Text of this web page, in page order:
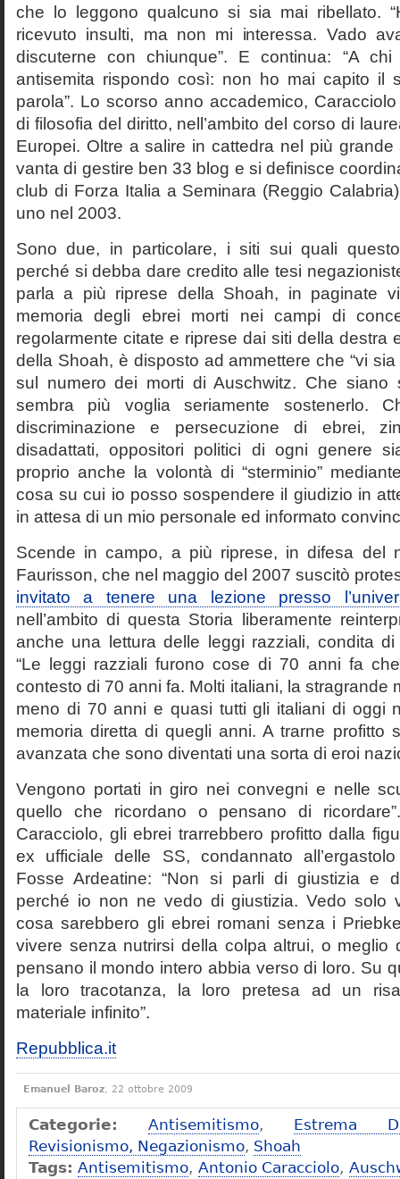
che lo leggono qualcuno si sia mai ribellato.
ricevuto insulti, ma non mi interessa. Vado
discuterne con chiunque”. E continua: “A
antisemita rispondo così: non ho mai capito il
parola”. Lo scorso anno accademico,
di filosofia del diritto, nell’ambito del corso di
Europei. Oltre a salire in cattedra nel più grande
vanta di gestire ben 33 blog e si definisce
club di Forza Italia a Seminara (Reggio
uno nel 2003.
Sono due, in particolare, i siti sui quali
perché si debba dare credito alle tesi
parla a più riprese della Shoah, in paginate
memoria degli ebrei morti nei campi di
regolarmente citate e riprese dai siti della destra
della Shoah, è disposto ad ammettere che “vi
sul numero dei morti di Auschwitz. Che siano
sembra più voglia seriamente sostenerlo.
discriminazione e persecuzione di ebrei,
disadattati, oppositori politici di ogni genere
proprio anche la volontà di “sterminio”
cosa su cui io posso sospendere il giudizio in
in attesa di un mio personale ed informato
Scende in campo, a più riprese, in difesa del
Faurisson, che nel maggio del 2007 suscitò
invitato a tenere una lezione presso
nell’ambito di questa Storia liberamente
anche una lettura delle leggi razziali, condita di
“Le leggi razziali furono cose di 70 anni fa
contesto di 70 anni fa. Molti italiani, la stragrande
meno di 70 anni e quasi tutti gli italiani di oggi
memoria diretta di quegli anni. A trarne profitto
avanzata che sono diventati una sorta di eroi
Vengono portati in giro nei convegni e nelle
quello che ricordano o pensano di
Caracciolo, gli ebrei trarrebbero profitto dalla
ex ufficiale delle SS, condannato
Fosse Ardeatine: “Non si parli di giustizia e
perché io non ne vedo di giustizia. Vedo solo
cosa sarebbero gli ebrei romani senza i
vivere senza nutrirsi della colpa altrui, o meglio
pensano il mondo intero abbia verso di loro. Su
la loro tracotanza, la loro pretesa ad un
materiale infinito”.
Repubblica.it
Emanuel Baroz, 22 ottobre 2009
Categorie: Antisemitismo, Estrema
Revisionismo, Negazionismo, Shoah
Tags: Antisemitismo, Antonio Caracciolo,